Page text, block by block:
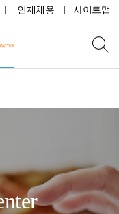
인재채용 사이트맵